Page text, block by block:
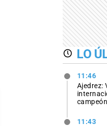
LO
11:46
Ajedrez:
11:43